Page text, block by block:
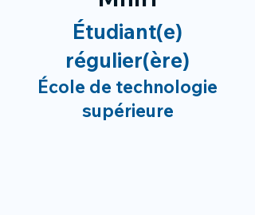
Étudiant(e)
régulier(ère)
École de technologie
supérieure